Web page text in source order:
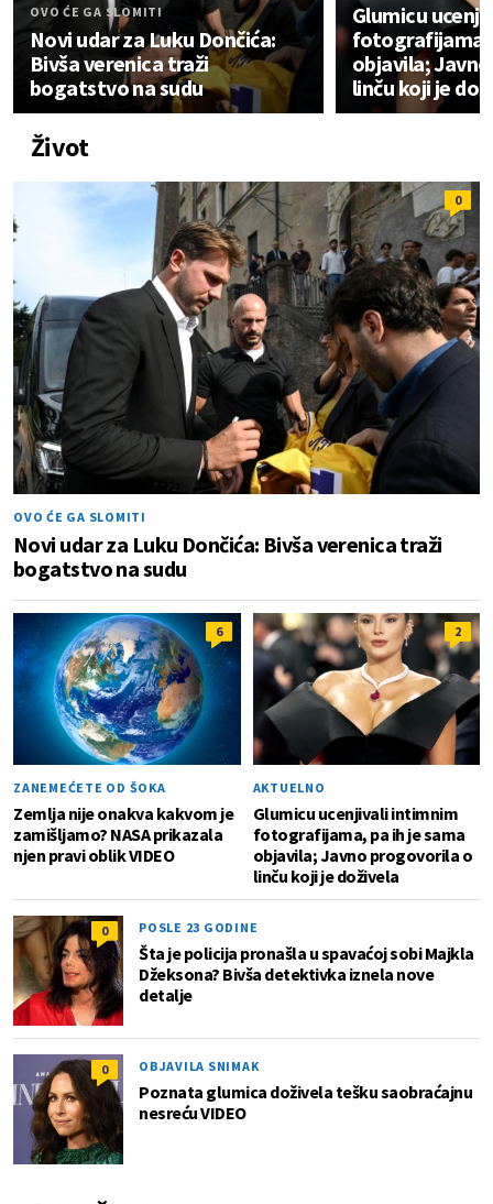
OVO ĆE GA SLOMITI
Novi udar za Luku Dončića:
Bivša verenica traži
bogatstvo na sudu
Glumicu
fotografijama,
objavila;
linču koji je
Život
0
OVO ĆE GA SLOMITI
Novi udar za Luku Dončića: Bivša verenica traži
bogatstvo na sudu
6
ZANEMEĆETE OD ŠOKA
Zemlja nije onakva kakvom je
zamišljamo? NASA prikazala
njen pravi oblik VIDEO
2
AKTUELNO
Glumicu ucenjivali intimnim
fotografijama, pa ih je sama
objavila; Javno progovorila o
linču koji je doživela
0 POSLE 23 GODINE
Šta je policija pronašla u spavaćoj sobi Majkla
Džeksona? Bivša detektivka iznela nove
detalje
0 OBJAVILA SNIMAK
Poznata glumica doživela tešku saobraćajnu
nesreću VIDEO